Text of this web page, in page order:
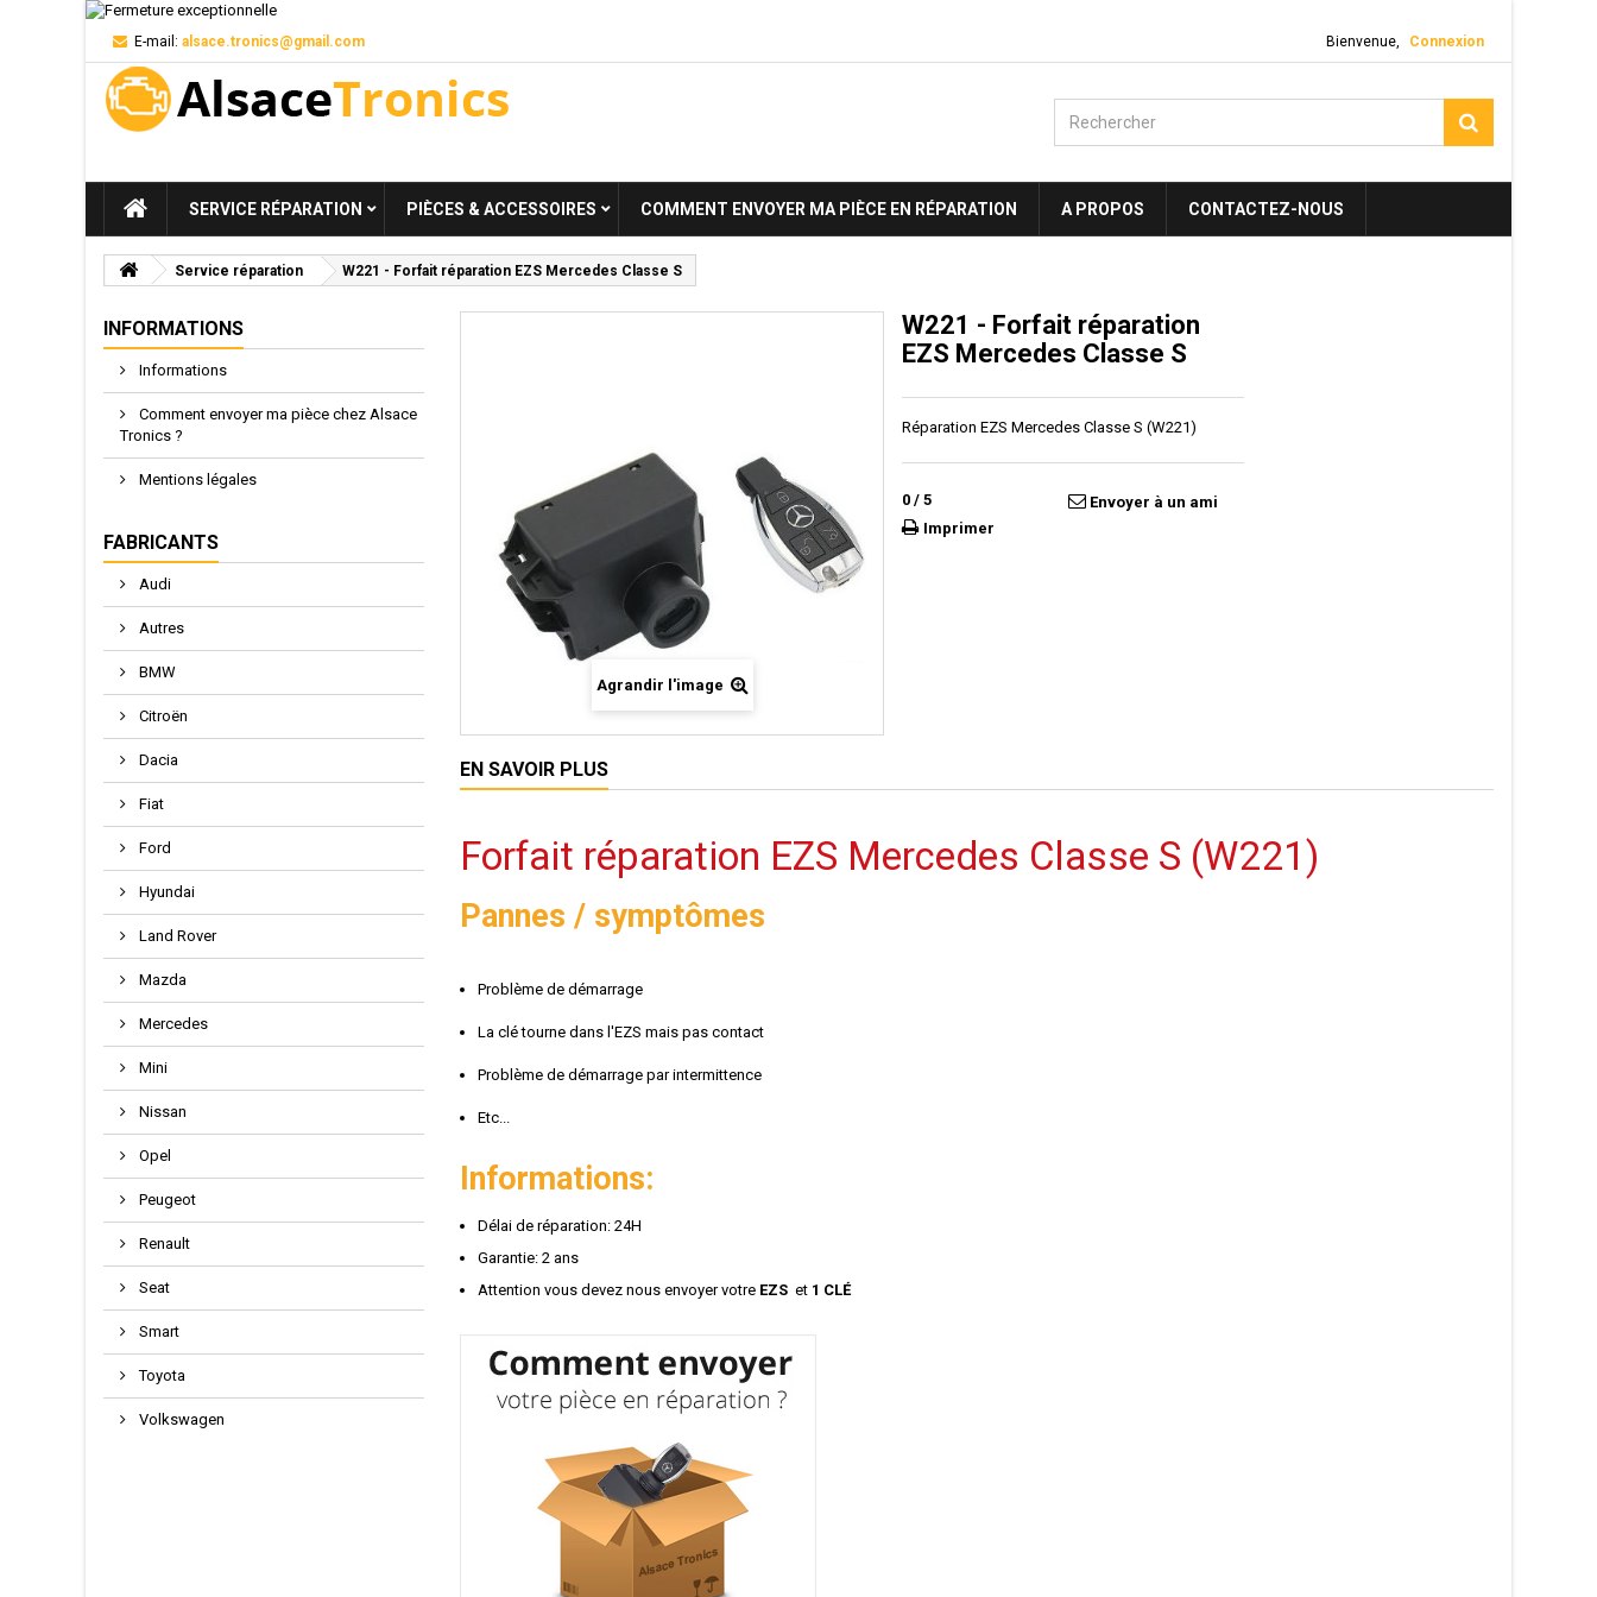
Bienvenue, Connexion
E-mail: alsace.tronics@gmail.com
SERVICE RÉPARATION PIÈCES & ACCESSOIRES COMMENT ENVOYER MA PIÈCE EN RÉPARATION A PROPOS CONTACTEZ-NOUS
Service réparation W221 - Forfait réparation EZS Mercedes Classe S
INFORMATIONS
Informations
Comment envoyer ma pièce chez Alsace
Tronics ?
Mentions légales
FABRICANTS
Audi
Autres
BMW
Citroën
Dacia
Fiat
Ford
Hyundai
Land Rover
Mazda
Mercedes
Mini
Nissan
Opel
Peugeot
Renault
Seat
Smart
Toyota
Volkswagen
Agrandir l'image
W221 - Forfait réparation
EZS Mercedes Classe S
Réparation EZS Mercedes Classe S (W221)
0 / 5
Envoyer à un ami
Imprimer
EN SAVOIR PLUS
Forfait réparation EZS Mercedes Classe S (W221)
Pannes / symptômes
Problème de démarrage
La clé tourne dans l'EZS mais pas contact
Problème de démarrage par intermittence
Etc...
Informations:
Délai de réparation: 24H
Garantie: 2 ans
Attention vous devez nous envoyer votre EZS et 1 CLÉ